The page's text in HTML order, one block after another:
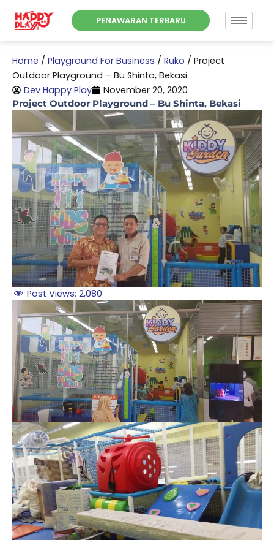
PENAWARAN TERBARU
Home / Playground For Business / Ruko / Project
Outdoor Playground – Bu Shinta, Bekasi
Dev Happy Play
November 20, 2020
Project Outdoor Playground – Bu Shinta, Bekasi
Post Views: 2,080